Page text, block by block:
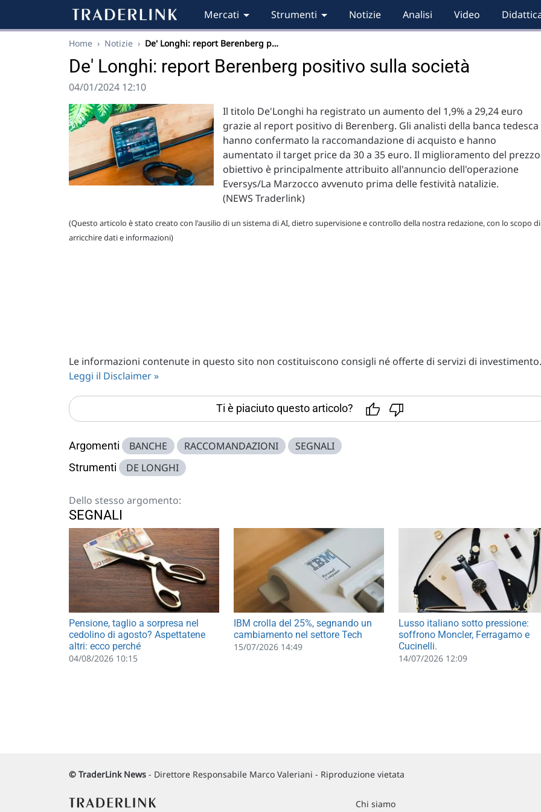
Mercati Strumenti Notizie Analisi Video
Home › Notizie › De' Longhi: report Berenberg p…
De' Longhi: report Berenberg positivo sulla società
04/01/2024 12:10
Il titolo De'Longhi ha registrato un aumento del 1,9% a 29,24 euro
grazie al report positivo di Berenberg. Gli analisti della banca tedesca
hanno confermato la raccomandazione di acquisto e hanno
aumentato il target price da 30 a 35 euro. Il miglioramento del prezzo
obiettivo è principalmente attribuito all'annuncio dell'operazione
Eversys/La Marzocco avvenuto prima delle festività natalizie.
(NEWS Traderlink)
(Questo articolo è stato creato con l'ausilio di un sistema di AI, dietro supervisione e controllo della nostra redazione, con lo scopo di
arricchire dati e informazioni)
Le informazioni contenute in questo sito non costituiscono consigli né offerte di servizi di investimento.
Leggi il Disclaimer »
Ti è piaciuto questo articolo?
Argomenti BANCHE RACCOMANDAZIONI SEGNALI
Strumenti DE LONGHI
Dello stesso argomento:
SEGNALI
Pensione, taglio a sorpresa nel
cedolino di agosto? Aspettatene
altri: ecco perché
04/08/2026 10:15
IBM crolla del 25%, segnando un
cambiamento nel settore Tech
15/07/2026 14:49
Lusso italiano sotto pressione:
soffrono Moncler, Ferragamo e
Cucinelli.
14/07/2026 12:09
© TraderLink News - Direttore Responsabile Marco Valeriani - Riproduzione vietata
Chi siamo